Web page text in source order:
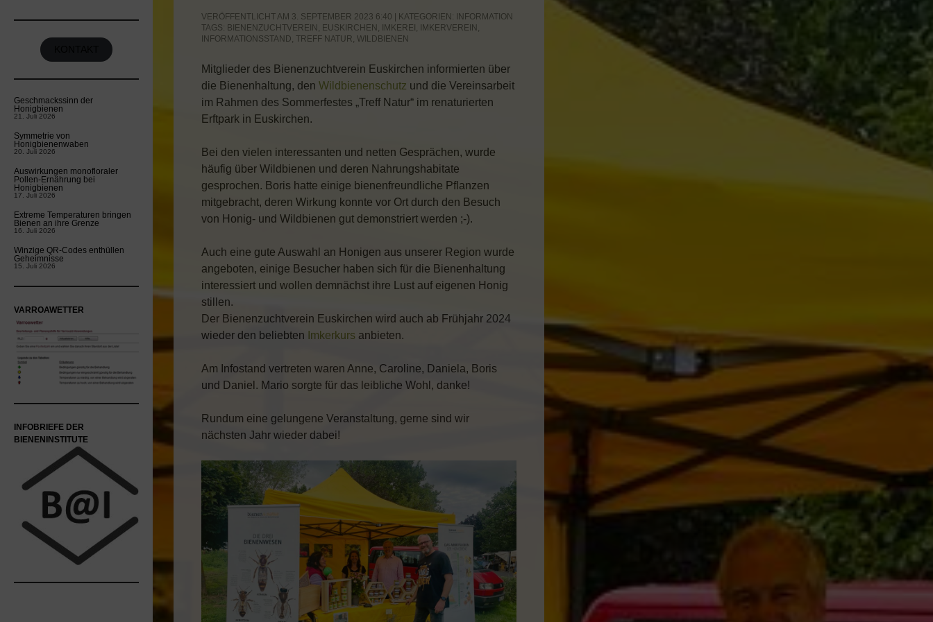
VERÖFFENTLICHT AM 3. SEPTEMBER 2023 6:40 | KATEGORIEN:
INFORMATION
TAGS: BIENENZUCHTVEREIN , EUSKIRCHEN , IMKEREI , IMKERVEREIN ,
INFORMATIONSSTAND, TREFF NATUR, WILDBIENEN
Mitglieder des Bienenzuchtverein Euskirchen informierten über
die Bienenhaltung, den Wildbienenschutz und die Vereinsarbeit
im Rahmen des Sommerfestes „Treff Natur“ im renaturierten
Erftpark in Euskirchen.
Bei den vielen interessanten und netten Gesprächen, wurde
häufig über Wildbienen und deren Nahrungshabitate
gesprochen. Boris hatte einige bienenfreundliche Pflanzen
mitgebracht, deren Wirkung konnte vor Ort durch den Besuch
von Honig- und Wildbienen gut demonstriert werden ;-).
Auch eine gute Auswahl an Honigen aus unserer Region wurde
angeboten, einige Besucher haben sich für die Bienenhaltung
interessiert und wollen demnächst ihre Lust auf eigenen Honig
stillen.
Der Bienenzuchtverein Euskirchen wird auch ab Frühjahr 2024
wieder den beliebten Imkerkurs anbieten.
Am Infostand vertreten waren Anne, Caroline, Daniela, Boris
und Daniel. Mario sorgte für das leibliche Wohl, danke!
Rundum eine gelungene Veranstaltung, gerne sind wir
nächsten Jahr wieder dabei!
Geschmackssinn der
Honigbienen
21. Juli 2026
Symmetrie von
Honigbienenwaben
20. Juli 2026
Auswirkungen monofloraler
Pollen-Ernährung bei
Honigbienen
17. Juli 2026
Extreme Temperaturen bringen
Bienen an ihre Grenze
16. Juli 2026
Winzige QR-Codes enthüllen
Geheimnisse
15. Juli 2026
VARROAWETTER
INFOBRIEFE DER
BIENENINSTITUTE